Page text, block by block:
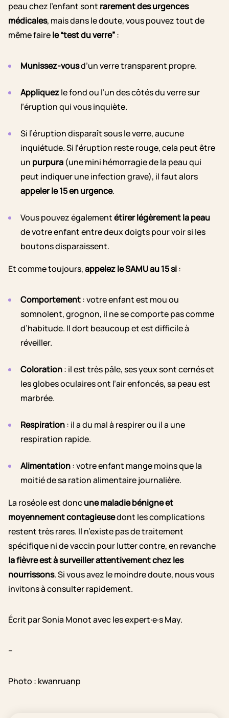
peau chez l’enfant sont rarement des urgences
médicales, mais dans le doute, vous pouvez tout de
même fairele “test du verre”:
Munissez-vousd’un verre transparent propre.
Appliquezle fond ou l’un des côtés du verre sur
l’éruption qui vous inquiète.
Si l’éruption disparaît sous le verre, aucune
inquiétude. Si l’éruption reste rouge, cela peut être
un purpura (une mini hémorragie de la peau qui
peut indiquer une infection grave), il faut alors
appeler le 15 en urgence.
Vous pouvez égalementétirer légèrement la peau
de votre enfant entre deux doigts pour voir si les
boutons disparaissent.
Et comme toujours,appelez le SAMU au 15 si:
Comportement: votre enfant est mou ou
somnolent, grognon, il ne se comporte pas comme
d’habitude. Il dort beaucoup et est difficile à
réveiller.
Coloration: il est très pâle, ses yeux sont cernés et
les globes oculaires ont l’air enfoncés, sa peau est
marbrée.
Respiration: il a du mal à respirer ou il a une
respiration rapide.
Alimentation: votre enfant mange moins que la
moitié de sa ration alimentaire journalière.
La roséole est doncune maladie bénigne et
moyennement contagieusedont les complications
restent très rares. Il n’existe pas de traitement
spécifique ni de vaccin pour lutter contre, en revanche
la fièvre est à surveiller attentivement chez les
nourrissons. Si vous avez le moindre doute, nous vous
invitons à consulter rapidement.
Écrit par Sonia Monot avec les expert·e·s May.
–
Photo : kwanruanp